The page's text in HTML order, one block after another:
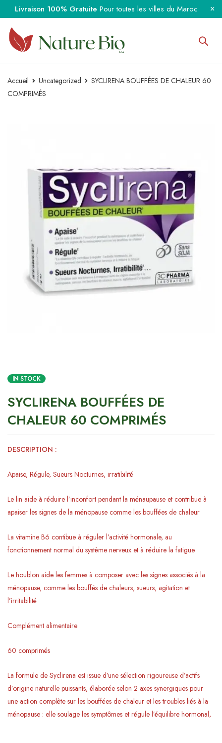
Livraison 100% Gratuite Pour toutes les villes du Maroc
Accueil Uncategorized
SYCLIRENA BOUFFÉES DE CHALEUR 60
COMPRIMÉS
IN STOCK
SYCLIRENA BOUFFÉES DE
CHALEUR 60 COMPRIMÉS
DESCRIPTION :
Apaise, Régule, Sueurs Nocturnes, irratibilité
Le lin aide à réduire l’inconfort pendant la ménaupause et contribue à
apaiser les signes de la ménopause comme les bouffées de chaleur
La vitamine B6 contibue à réguler l’activité hormonale, au
fonctionnement normal du système nerveux et à réduire la fatigue
Le houblon aide les femmes à composer avec les signes associés à la
ménopause, comme les bouffés de chaleurs, sueurs, agitation et
l’irritabilité
Complément alimentaire
60 comprimés
La formule de Syclirena est issue d’une sélection rigoureuse d’actifs
d’origine naturelle puissants, élaborée selon 2 axes synergiques pour
une action complète sur les bouffées de chaleur et les troubles liés à la
ménopause : elle soulage les symptômes et régule l’équilibre hormonal,